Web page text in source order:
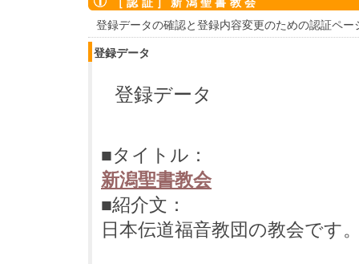
登録データの確認と登録内容変更のための認証ペー
登録データ
登録データ
■タイトル：
新潟聖書教会
■紹介文：
日本伝道福音教団の教会です